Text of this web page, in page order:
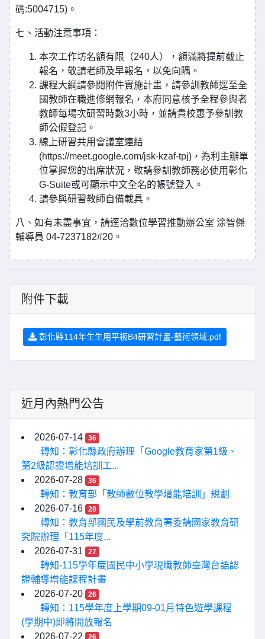
碼:5004715)。
七、活動注意事項：
本次工作坊名額有限（240人），額滿將提前截止
報名，敬請老師及早報名，以免向隅。
課程大綱請參閱附件實施計畫，請參訓教師逕至全
國教師在職進修網報名，本府同意核予全程參與者
教師每場次研習時數3小時，並請貴校惠予參訓教
師公假登記。
線上研習共用會議室連結
(https://meet.google.com/jsk-kzaf-tpj)，為利主辦單
位掌握您的出席狀況，敬請參訓教師務必使用彰化
G-Suite或可顯示中文全名的帳號登入。
請參與研習教師自備載具。
八、如有未盡事宜，請逕洽數位學習推動辦公室 涂智傑
輔導員 04-7237182#20。
附件下載
彰化縣114年生生用平板B4研習計畫-藝術領域.pdf
近月內熱門公告
2026-07-14 36
轉知：彰化縣政府辦理「Google教育家第1級、
第2級認證增能培訓工...
2026-07-28
36
轉知：教育部「教師數位教學增能培訓」規劃
2026-07-16
28
轉知：教育部國民及學前教育署委請國家教育研
究院辦理「115年度...
2026-07-31
27
轉知-115學年度國民中小學現職教師臺灣台語認
證輔導增能課程計畫
2026-07-20
26
轉知：115學年度上學期09-01月特色遊學課程
(學期中)即將開放報名
2026-07-22
26